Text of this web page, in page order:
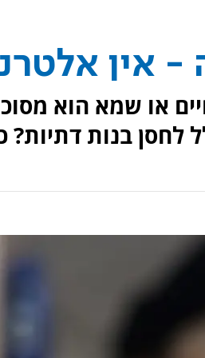
- אין
או שמא הוא
לחסן בנות דתיות?